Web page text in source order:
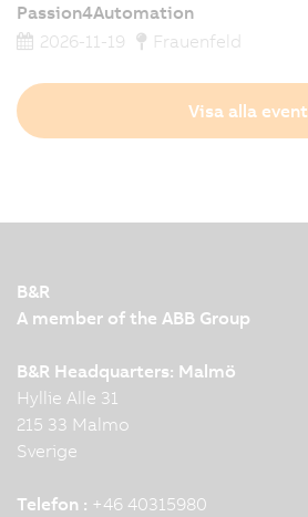
Passion4Automation
2026-11-19
Frauenfeld
Visa alla event
B&R
A member of the ABB Group
B&R Headquarters: Malmö
Hyllie Alle 31
215 33 Malmo
Sverige
Telefon : +46 40315980